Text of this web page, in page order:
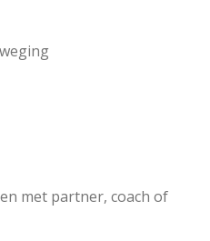
met partner, coach of